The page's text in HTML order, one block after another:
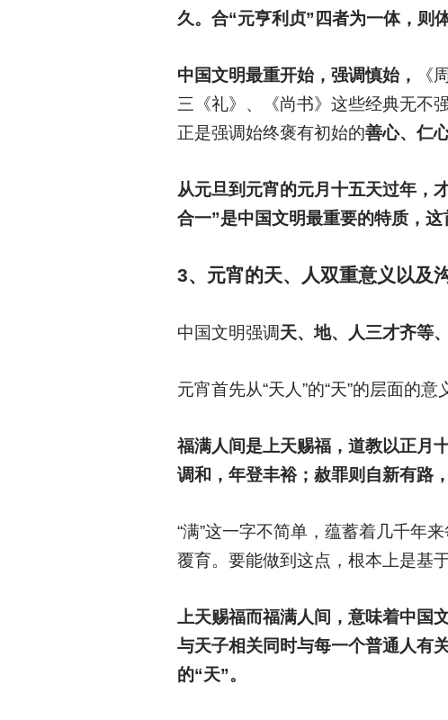
久。合“元亨利贞”四者为一体，则
中国文明最重开始，强调慎始， 《
三《礼》、《尚书》这些经典无不
正是强调始终褒有初始的善心、仁
从元旦到元宵的元月十五天过年，
合一”是中国文明最重要的特质，这
3、元宵的天、人双重意义以及
中国文明强调天、地、人三才齐等
元宵首先从“天人”的“天”的层面的
福满人间是上天赐福，道教以正月
调和，年登丰裕；赦罪则自新有路
“满”这一字不简单，蕴蓄着几千年
覆育。要能做到这点，根本上是基
上天赐福而福满人间，意味着中国
与天子相关同时与每一个普通人有
的“天”。